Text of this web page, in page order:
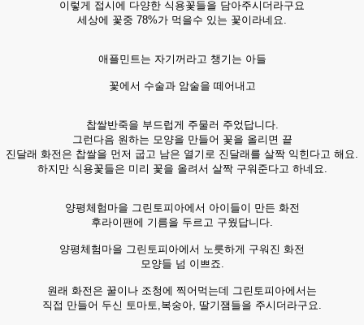
이렇게 접시에 다양한 식용꽃들을 담아주시더라구요
세상에 꽃중 78%가 먹을수 있는 꽃이라네요.
애플민트는 자기꺼라고 챙기는 아들
꽃에서 수술과 암술을 떼어내고
찹쌀반죽을 부드럽게 주물러 주었답니다.
그런다음 원하는 모양을 만들어 꽃을 올리면 끝
진달래 화전은 찹쌀을 먼저 굽고 남은 열기로 진달래를 살짝 익힌다고 해요.
하지만 식용꽃들은 미리 꽃을 올려서 살짝 구워준다고 하네요.
양평체험마을 그린토피아에서 아이들이 만든 화전
후라이팬에 기름을 두르고 구웠답니다.
양평체험마을 그린토피아에서 노릇하게 구워진 화전
모양들 넘 이쁘죠.
원래 화전은 꿀이나 조청에 찍어먹는데 그린토피아에서는
직접 만들어 두신 토마토,복숭아, 딸기잼들을 주시더라구요.